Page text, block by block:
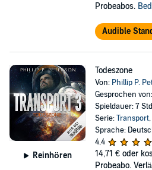
Probeabos.
Audible
Reinhören
Todeszone
Von: Phillip P.
Gesprochen von:
Spieldauer: 7
Serie:Transport
Sprache:
4,4
14,71 € oder
Probeabo.